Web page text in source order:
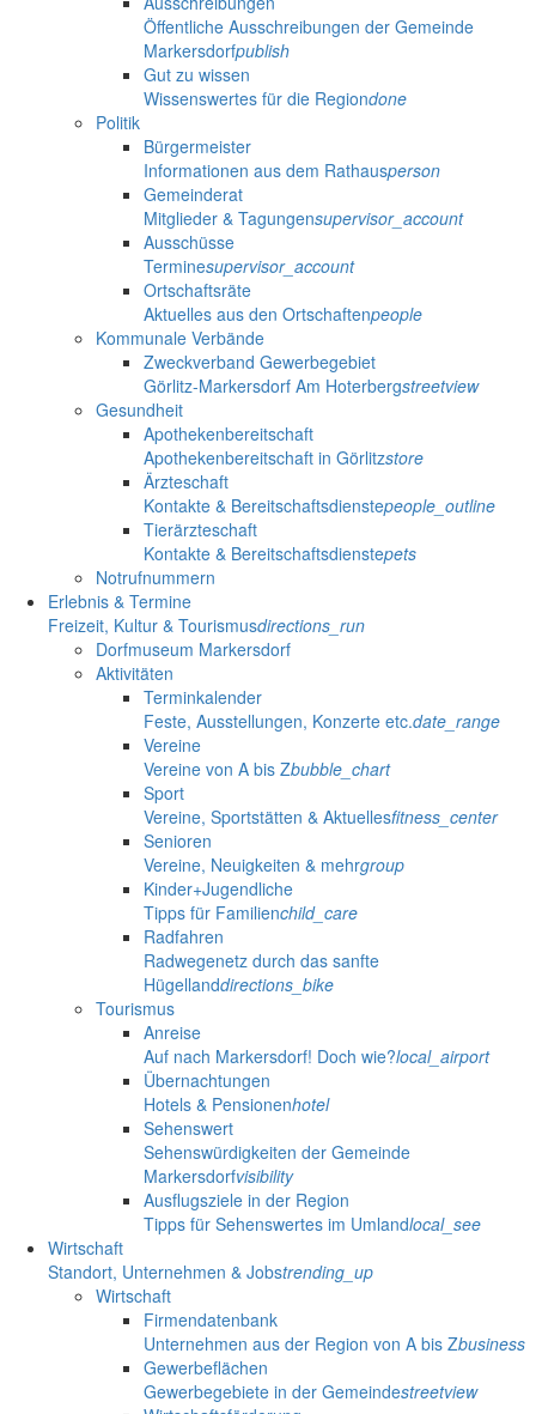
Öffentliche Ausschreibungen der Gemeinde
Markersdorfpublish
Gut zu wissen
Wissenswertes für die Regiondone
Politik
Bürgermeister
Informationen aus dem Rathausperson
Gemeinderat
Mitglieder & Tagungensupervisor_account
Ausschüsse
Terminesupervisor_account
Ortschaftsräte
Aktuelles aus den Ortschaftenpeople
Kommunale Verbände
Zweckverband Gewerbegebiet
Görlitz-Markersdorf Am Hoterbergstreetview
Gesundheit
Apothekenbereitschaft
Apothekenbereitschaft in Görlitzstore
Ärzteschaft
Kontakte & Bereitschaftsdienstepeople_outline
Tierärzteschaft
Kontakte & Bereitschaftsdienstepets
Notrufnummern
Erlebnis & Termine
Freizeit, Kultur & Tourismusdirections_run
Dorfmuseum Markersdorf
Aktivitäten
Terminkalender
Feste, Ausstellungen, Konzerte etc.date_range
Vereine
Vereine von A bis Zbubble_chart
Sport
Vereine, Sportstätten & Aktuellesfitness_center
Senioren
Vereine, Neuigkeiten & mehrgroup
Kinder+Jugendliche
Tipps für Familienchild_care
Radfahren
Radwegenetz durch das sanfte
Hügellanddirections_bike
Tourismus
Anreise
Auf nach Markersdorf! Doch wie?local_airport
Übernachtungen
Hotels & Pensionenhotel
Sehenswert
Sehenswürdigkeiten der Gemeinde
Markersdorfvisibility
Ausflugsziele in der Region
Tipps für Sehenswertes im Umlandlocal_see
Wirtschaft
Standort, Unternehmen & Jobstrending_up
Wirtschaft
Firmendatenbank
Unternehmen aus der Region von A bis Zbusiness
Gewerbeflächen
Gewerbegebiete in der Gemeindestreetview